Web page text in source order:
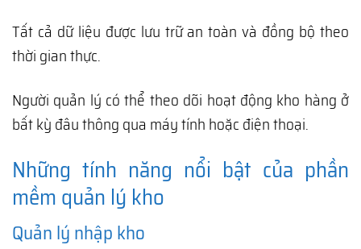
Tất cả dữ liệu được lưu trữ an toàn và đồng bộ theo
thời gian thực.
Người quản lý có thể theo dõi hoạt động kho hàng ở
bất kỳ đâu thông qua máy tính hoặc điện thoại.
Những tính năng nổi bật của phần
mềm quản lý kho
Quản lý nhập kho